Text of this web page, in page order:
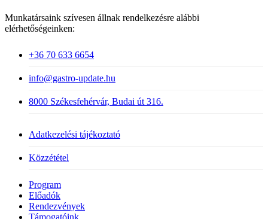
Munkatársaink szívesen állnak rendelkezésre alábbi
elérhetőségeinken:
+36 70 633 6654
info@gastro-update.hu
8000 Székesfehérvár, Budai út 316.
Adatkezelési tájékoztató
Közzététel
Close
Menu
Program
Előadók
Rendezvények
Támogatóink